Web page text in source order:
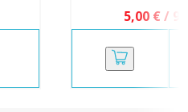
5,00 € /